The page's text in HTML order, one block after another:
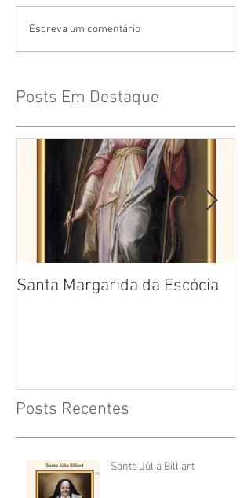
Escreva um comentário
Posts Em Destaque
Santa Margarida da Escócia
Posts Recentes
Santa Júlia Billiart